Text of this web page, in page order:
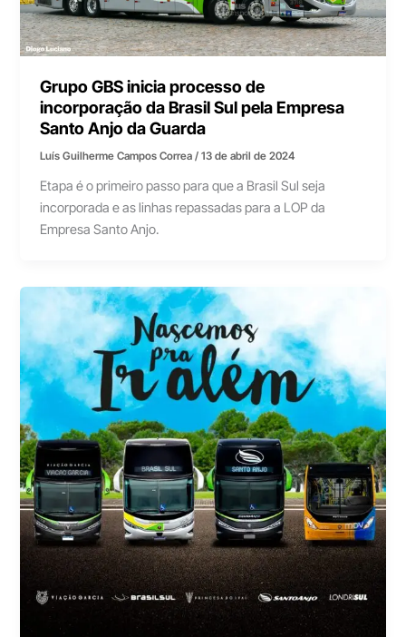
Grupo GBS inicia processo de
incorporação da Brasil Sul pela Empresa
Santo Anjo da Guarda
Luís Guilherme Campos Correa/13 de abril de 2024
Etapa é o primeiro passo para que a Brasil Sul seja
incorporada e as linhas repassadas para a LOP da
Empresa Santo Anjo.